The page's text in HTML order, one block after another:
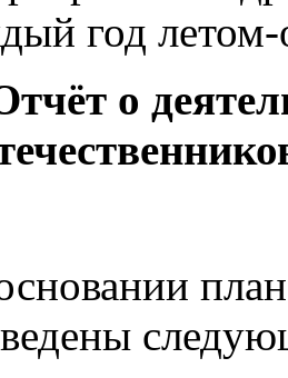
год
о